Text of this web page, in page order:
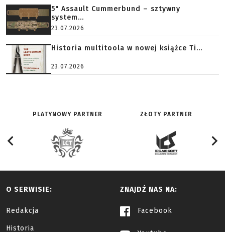
5" Assault Cummerbund – sztywny
system...
23.07.2026
Historia multitoola w nowej książce Ti...
23.07.2026
PLATYNOWY PARTNER ZŁOTY PARTNER
O SERWISIE:
Redakcja
Historia
ZNAJDŹ NAS NA:
Facebook